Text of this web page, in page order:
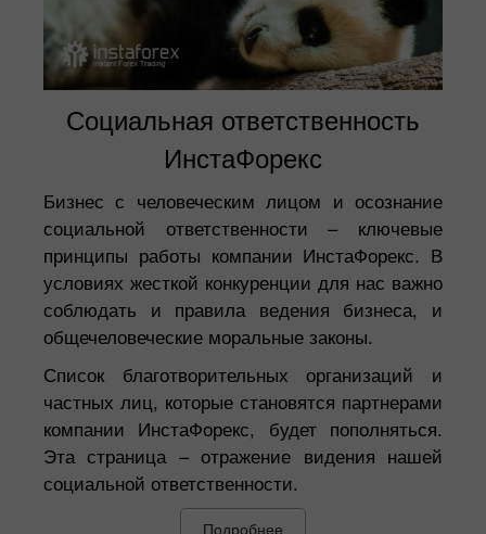
Социальная ответственность
ИнстаФорекс
Бизнес с человеческим лицом и осознание
социальной ответственности – ключевые
принципы работы компании ИнстаФорекс. В
условиях жесткой конкуренции для нас важно
соблюдать и правила ведения бизнеса, и
общечеловеческие моральные законы.
Список благотворительных организаций и
частных лиц, которые становятся партнерами
компании ИнстаФорекс, будет пополняться.
Эта страница – отражение видения нашей
социальной ответственности.
Подробнее